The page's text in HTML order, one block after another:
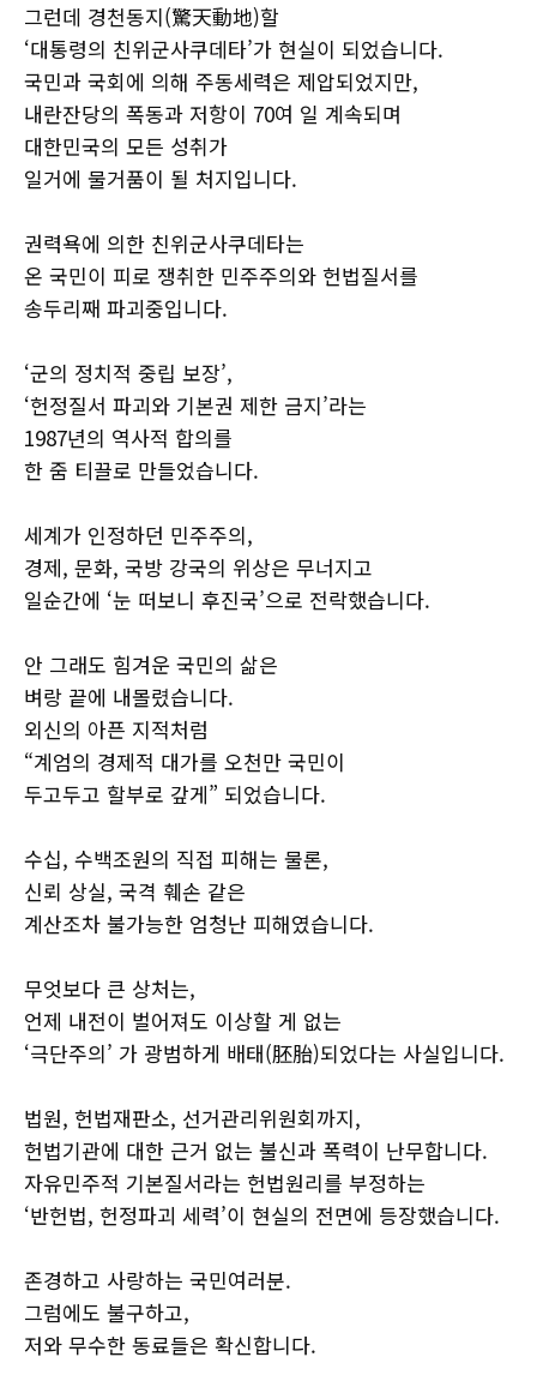
그런데 경천동지(驚天動地)할
‘대통령의 친위군사쿠데타’가 현실이 되었습니다.
국민과 국회에 의해 주동세력은 제압되었지만,
내란잔당의 폭동과 저항이 70여 일 계속되며
대한민국의 모든 성취가
일거에 물거품이 될 처지입니다.
권력욕에 의한 친위군사쿠데타는
온 국민이 피로 쟁취한 민주주의와 헌법질서를
송두리째 파괴중입니다.
‘군의 정치적 중립 보장’,
‘헌정질서 파괴와 기본권 제한 금지’라는
1987년의 역사적 합의를
한 줌 티끌로 만들었습니다.
세계가 인정하던 민주주의,
경제, 문화, 국방 강국의 위상은 무너지고
일순간에 ‘눈 떠보니 후진국’으로 전락했습니다.
안 그래도 힘겨운 국민의 삶은
벼랑 끝에 내몰렸습니다.
외신의 아픈 지적처럼
“계엄의 경제적 대가를 오천만 국민이
두고두고 할부로 갚게” 되었습니다.
수십, 수백조원의 직접 피해는 물론,
신뢰 상실, 국격 훼손 같은
계산조차 불가능한 엄청난 피해였습니다.
무엇보다 큰 상처는,
언제 내전이 벌어져도 이상할 게 없는
‘극단주의’ 가 광범하게 배태(胚胎)되었다는 사실입니다.
법원, 헌법재판소, 선거관리위원회까지,
헌법기관에 대한 근거 없는 불신과 폭력이 난무합니다.
자유민주적 기본질서라는 헌법원리를 부정하는
‘반헌법, 헌정파괴 세력’이 현실의 전면에 등장했습니다.
존경하고 사랑하는 국민여러분.
그럼에도 불구하고,
저와 무수한 동료들은 확신합니다.